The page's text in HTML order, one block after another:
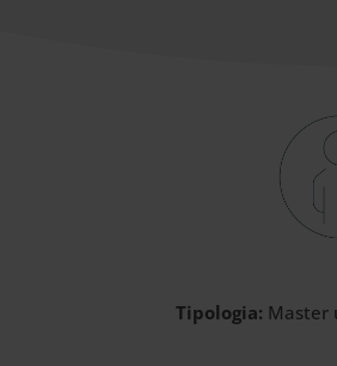
Tipologia: Master